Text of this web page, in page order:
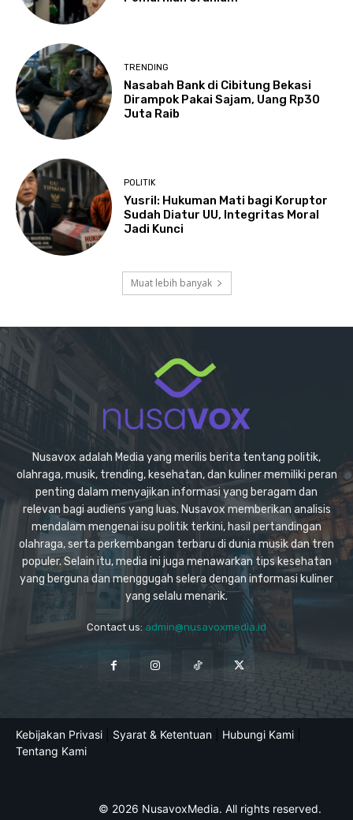
TRENDING
Nasabah Bank di Cibitung Bekasi
Dirampok Pakai Sajam, Uang Rp30
Juta Raib
POLITIK
Yusril: Hukuman Mati bagi Koruptor
Sudah Diatur UU, Integritas Moral
Jadi Kunci
Muat lebih banyak
Nusavox adalah Media yang merilis berita tentang politik,
olahraga, musik, trending, kesehatan, dan kuliner memiliki peran
penting dalam menyajikan informasi yang beragam dan
relevan bagi audiens yang luas. Nusavox memberikan analisis
mendalam mengenai isu politik terkini, hasil pertandingan
olahraga, serta perkembangan terbaru di dunia musik dan tren
populer. Selain itu, media ini juga menawarkan tips kesehatan
yang berguna dan menggugah selera dengan informasi kuliner
yang selalu menarik.
Contact us: admin@nusavoxmedia.id
Kebijakan Privasi Syarat & Ketentuan Hubungi Kami
Tentang Kami
© 2026 NusavoxMedia. All rights reserved.